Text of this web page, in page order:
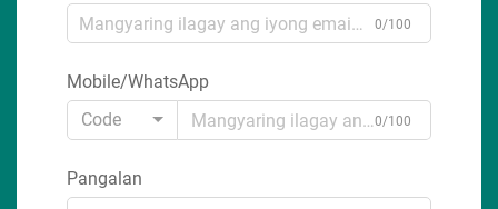
0/100
Mobile/WhatsApp
Code
0/100
Pangalan